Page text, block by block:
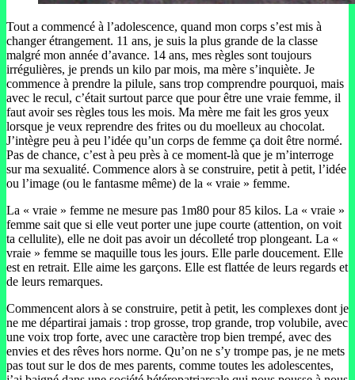
Tout a commencé à l’adolescence, quand mon corps s’est mis à
changer étrangement. 11 ans, je suis la plus grande de la classe
malgré mon année d’avance. 14 ans, mes règles sont toujours
irrégulières, je prends un kilo par mois, ma mère s’inquiète. Je
commence à prendre la pilule, sans trop comprendre pourquoi, mais
avec le recul, c’était surtout parce que pour être une vraie femme, il
faut avoir ses règles tous les mois. Ma mère me fait les gros yeux
lorsque je veux reprendre des frites ou du moelleux au chocolat.
J’intègre peu à peu l’idée qu’un corps de femme ça doit être normé.
Pas de chance, c’est à peu près à ce moment-là que je m’interroge
sur ma sexualité. Commence alors à se construire, petit à petit, l’idée
ou l’image (ou le fantasme même) de la « vraie » femme.
La « vraie » femme ne mesure pas 1m80 pour 85 kilos. La « vraie »
femme sait que si elle veut porter une jupe courte (attention, on voit
ta cellulite), elle ne doit pas avoir un décolleté trop plongeant. La «
vraie » femme se maquille tous les jours. Elle parle doucement. Elle
est en retrait. Elle aime les garçons. Elle est flattée de leurs regards et
de leurs remarques.
Commencent alors à se construire, petit à petit, les complexes dont je
ne me départirai jamais : trop grosse, trop grande, trop volubile, avec
une voix trop forte, avec une caractère trop bien trempé, avec des
envies et des rêves hors norme. Qu’on ne s’y trompe pas, je ne mets
pas tout sur le dos de mes parents, comme toutes les adolescentes,